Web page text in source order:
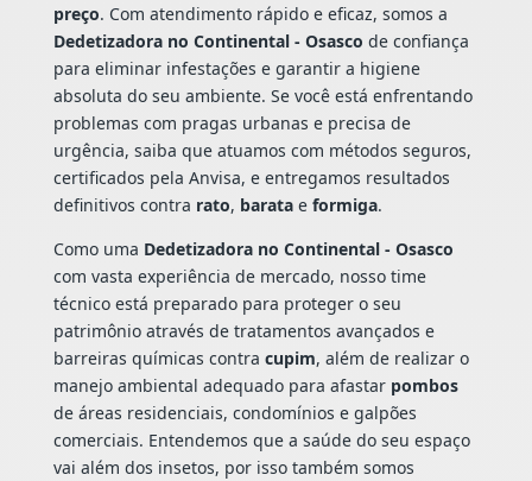
preço. Com atendimento rápido e eficaz, somos a
Dedetizadora no Continental - Osasco de confiança
para eliminar infestações e garantir a higiene
absoluta do seu ambiente. Se você está enfrentando
problemas com pragas urbanas e precisa de
urgência, saiba que atuamos com métodos seguros,
certificados pela Anvisa, e entregamos resultados
definitivos contra rato, baratae formiga.
Como uma Dedetizadora no Continental - Osasco
com vasta experiência de mercado, nosso time
técnico está preparado para proteger o seu
patrimônio através de tratamentos avançados e
barreiras químicas contra cupim, além de realizar o
manejo ambiental adequado para afastar pombos
de áreas residenciais, condomínios e galpões
comerciais. Entendemos que a saúde do seu espaço
vai além dos insetos, por isso também somos